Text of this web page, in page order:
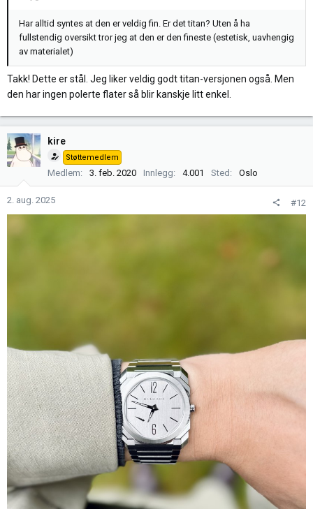
Har alltid syntes at den er veldig fin. Er det titan? Uten å ha
fullstendig oversikt tror jeg at den er den fineste (estetisk, uavhengig
av materialet)
Takk! Dette er stål. Jeg liker veldig godt titan-versjonen også. Men
den har ingen polerte flater så blir kanskje litt enkel.
kire
Støttemedlem
Medlem 3. feb. 2020 Innlegg 4.001 Sted Oslo
2. aug. 2025 #12